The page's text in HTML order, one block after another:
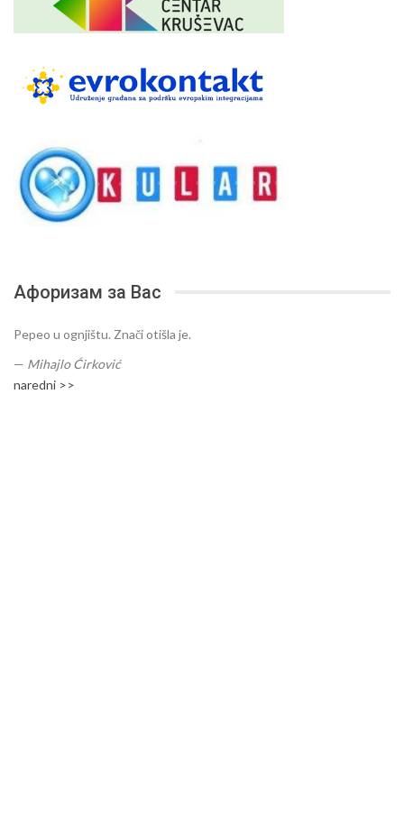
Афоризам за Вас
Pepeo u ognjištu. Znači otišla je.
— Mihajlo Ćirković
naredni >>